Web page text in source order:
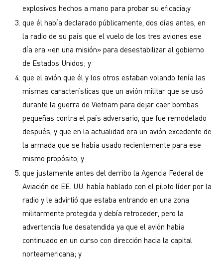
explosivos hechos a mano para probar su eficacia;y
que él había declarado públicamente, dos días antes, en
la radio de su país que el vuelo de los tres aviones ese
día era «en una misión» para desestabilizar al gobierno
de Estados Unidos; y
que el avión que él y los otros estaban volando tenía las
mismas características que un avión militar que se usó
durante la guerra de Vietnam para dejar caer bombas
pequeñas contra el país adversario, que fue remodelado
después, y que en la actualidad era un avión excedente de
la armada que se había usado recientemente para ese
mismo propósito, y
que justamente antes del derribo la Agencia Federal de
Aviación de EE. UU. había hablado con el piloto líder por la
radio y le advirtió que estaba entrando en una zona
militarmente protegida y debía retroceder, pero la
advertencia fue desatendida ya que el avión había
continuado en un curso con dirección hacia la capital
norteamericana; y